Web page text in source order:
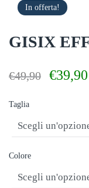
In offerta!
GISIX
€49,90
€49,90.
€39,90
Taglia
Colore